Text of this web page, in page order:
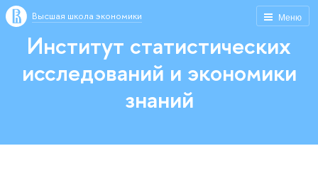
Меню
Высшая школа экономики
Институт статистических
исследований и экономики
знаний